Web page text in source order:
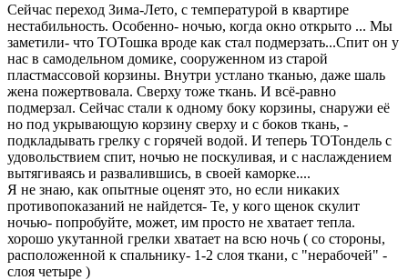
Сейчас переход Зима-Лето, с температурой в квартире
нестабильность. Особенно- ночью, когда окно открыто ... Мы
заметили- что ТОТошка вроде как стал подмерзать...Спит он у
нас в самодельном домике, сооруженном из старой
пластмассовой корзины. Внутри устлано тканью, даже шаль
жена пожертвовала. Сверху тоже ткань. И всё-равно
подмерзал. Сейчас стали к одному боку корзины, снаружи её
но под укрывающую корзину сверху и с боков ткань, -
подкладывать грелку с горячей водой. И теперь ТОТондель с
удовольствием спит, ночью не поскуливая, и с наслаждением
вытягиваясь и развалившись, в своей каморке....
Я не знаю, как опытные оценят это, но если никаких
противопоказаний не найдется- Те, у кого щенок скулит
ночью- попробуйте, может, им просто не хватает тепла.
хорошо укутанной грелки хватает на всю ночь ( со стороны,
расположенной к спальнику- 1-2 слоя ткани, с "нерабочей" -
слоя четыре )